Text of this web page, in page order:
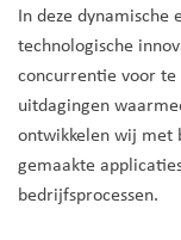
In deze dynamische
technologische
concurrentie voor
uitdagingen
ontwikkelen wij met
gemaakte
bedrijfsprocessen.